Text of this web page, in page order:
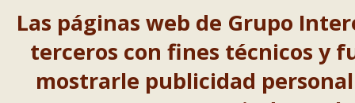
Las páginas web de Grupo
terceros con fines técnicos y
mostrarle publicidad